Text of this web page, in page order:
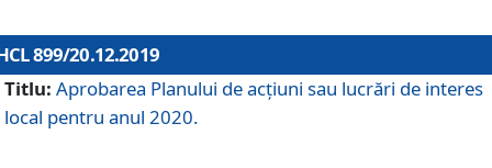
899/20.12.2019
Titlu: Aprobarea Planului de acţiuni sau lucrări de interes
local pentru anul 2020.